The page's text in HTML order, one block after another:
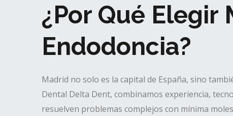
¿Por Qué
Endodoncia?
Madrid no solo es la capital de España, sino
Dental Delta Dent, combinamos experiencia,
resuelven problemas complejos con mínima